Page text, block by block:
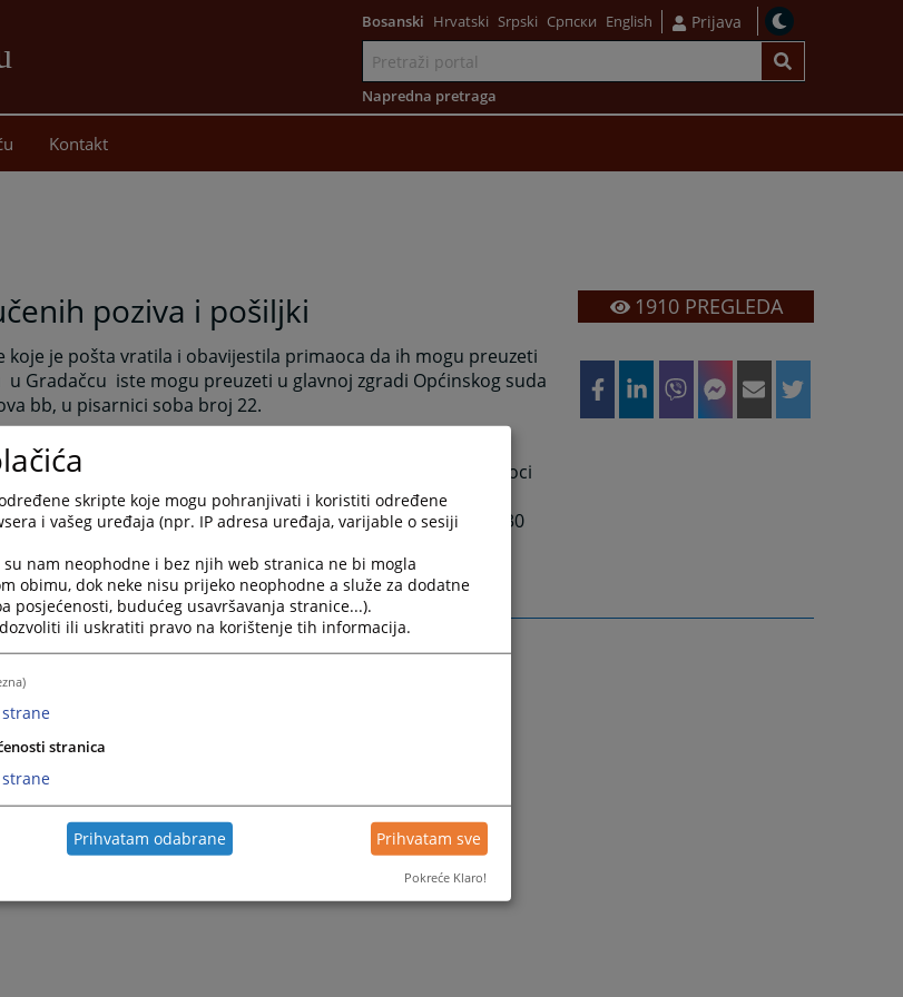
sadržaj
Bosanski Hrvatski Srpski Српски English Prijava
Napredna pretraga
Kontakt
poziva i pošiljki
koje je pošta vratila i obavijestila primaoca da ih mogu preuzeti
u Gradačcu iste mogu preuzeti u glavnoj zgradi Općinskog suda
bb, u pisarnici soba broj 22.
pošiljke koje su vraćene od strane sudskih izvršitelja primaoci
obavijesti pismeno mogu preuzeti u glavnoj zgradi
Titova bb, svakim radnim danom od 07:30 do 15:30
ili upisničara za izvršenje.
1910PREGLEDA
skripte koje mogu pohranjivati i koristiti određene
i vašeg uređaja (npr. IP adresa uređaja, varijable o sesiji
nam neophodne i bez njih web stranica ne bi mogla
obimu, dok neke nisu prijeko neophodne a služe za dodatne
posjećenosti, budućeg usavršavanja stranice...).
ili uskratiti pravo na korištenje tih informacija.
stranica
Prihvatam odabrane Prihvatam sve
Pokreće Klaro!